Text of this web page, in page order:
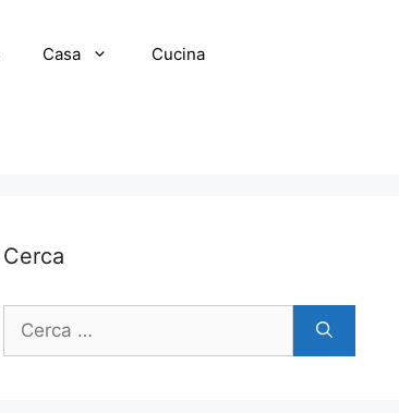
Casa Cucina
Cerca
Ricerca